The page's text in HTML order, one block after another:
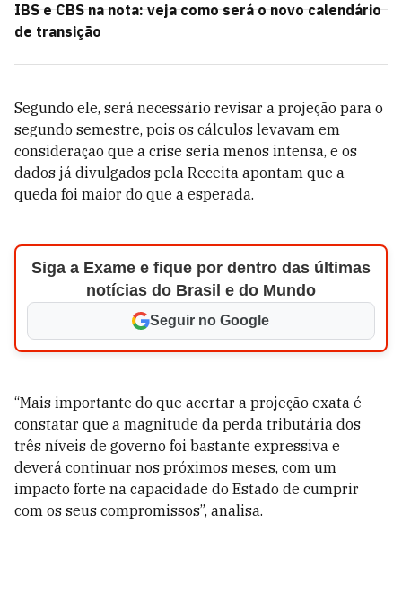
IBS e CBS na nota: veja como será o novo calendário
de transição
Segundo ele, será necessário revisar a projeção para o
segundo semestre, pois os cálculos levavam em
consideração que a crise seria menos intensa, e os
dados já divulgados pela Receita apontam que a
queda foi maior do que a esperada.
Siga a Exame e fique por dentro das últimas
notícias do Brasil e do Mundo
Seguir no Google
“Mais importante do que acertar a projeção exata é
constatar que a magnitude da perda tributária dos
três níveis de governo foi bastante expressiva e
deverá continuar nos próximos meses, com um
impacto forte na capacidade do Estado de cumprir
com os seus compromissos”, analisa.